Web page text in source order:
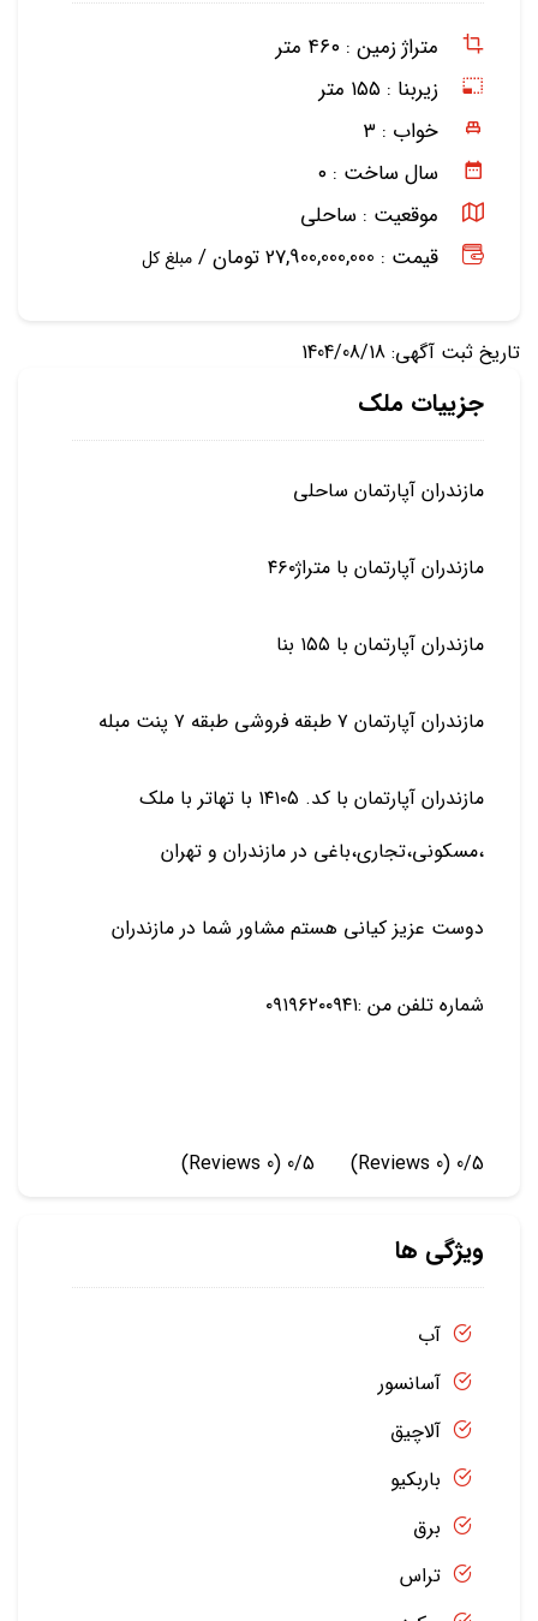
متراژ زمین : ۴۶۰ متر
زیربنا : ۱۵۵ متر
خواب : ۳
سال ساخت : ۰
موقعیت : ساحلی
قیمت : 27,900,000,000 تومان /
مبلغ کل
تاریخ ثبت آگهی: 1404/08/18
جزییات ملک
مازندران آپارتمان ساحلی
مازندران آپارتمان با متراژ۴۶۰
مازندران آپارتمان با ۱۵۵ بنا
مازندران آپارتمان ۷ طبقه فروشی طبقه ۷ پنت مبله
مازندران آپارتمان با کد. ۱۴۱۰۵ با تهاتر با ملک
،مسکونی،تجاری،باغی در مازندران و تهران
دوست عزیز کیانی هستم مشاور شما در مازندران
شماره تلفن من :۰۹۱۹۶۲۰۰۹۴۱
0/5
(0 Reviews)
0/5
(0 Reviews)
ویژگی ها
آب
آسانسور
آلاچیق
باربکیو
برق
تراس